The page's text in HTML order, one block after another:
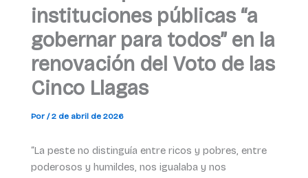
instituciones públicas “a
gobernar para todos” en la
renovación del Voto de las
Cinco Llagas
Por /2 de abril de 2026
“La peste no distinguía entre ricos y pobres, entre
poderosos y humildes, nos igualaba y nos